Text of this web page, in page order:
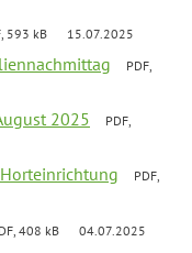
593 kB 15.07.2025
PDF,
2025
PDF,
PDF,
408 kB 04.07.2025